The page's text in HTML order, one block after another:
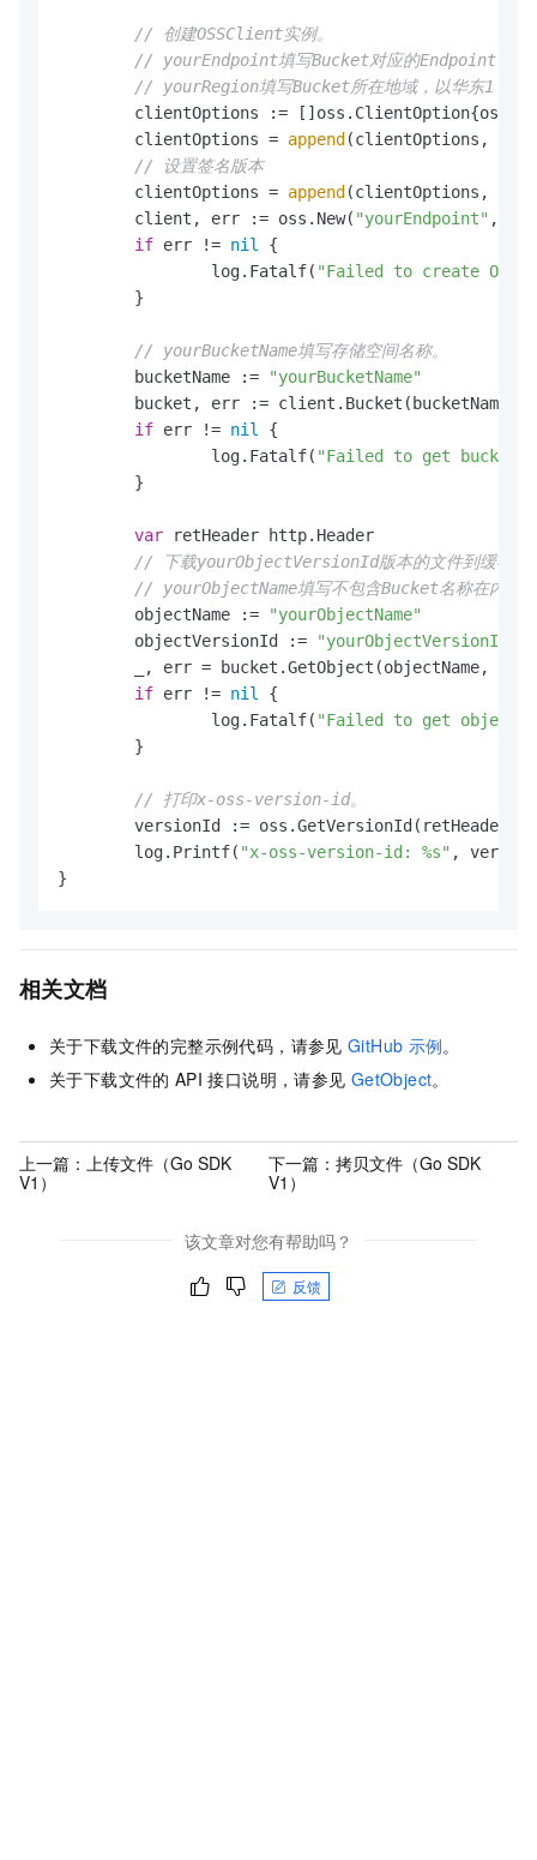
// 创建OSSClient实例。
// yourEndpoint填写Bucket对应的Endpoint，以
// yourRegion填写Bucket所在地域，以华东1（杭
	clientOptions =
append (clientOptions,
// 设置签名版本
	clientOptions =
append (clientOptions,
	client, err := oss.New(
"yourEndpoint" ,
if err != nil {
		log.Fatalf(
"Failed to create OSS
// yourBucketName填写存储空间名称。
	bucketName :=
"yourBucketName"
if err != nil {
		log.Fatalf(
"Failed to get bucket
var retHeader http.Header
// 下载yourObjectVersionId版本的文件到缓存。
// yourObjectName填写不包含Bucket名称在内的
	objectName :=
"yourObjectName"
	objectVersionId :=
"yourObjectVersionId"
if err != nil {
		log.Fatalf(
"Failed to get object
// 打印x-oss-version-id。
	log.Printf(
"x-oss-version-id: %s" ,
相关文档
关于下载文件的完整示例代码，请参见 GitHub 示例。
关于下载文件的 API 接口说明，请参见 GetObject。
上一篇： 上传文件（Go SDK
V1）
下一篇： 拷贝文件（Go SDK
V1）
该文章对您有帮助吗？
反馈